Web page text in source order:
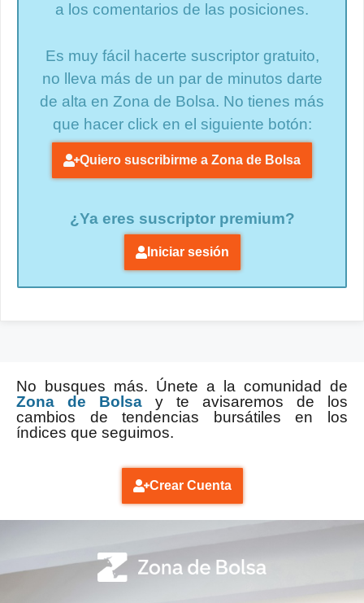
a los comentarios de las posiciones.
Es muy fácil hacerte suscriptor gratuito,
no lleva más de un par de minutos darte
de alta en Zona de Bolsa. No tienes más
que hacer click en el siguiente botón:
Quiero suscribirme a Zona de Bolsa
¿Ya eres suscriptor premium?
Iniciar sesión
No busques más. Únete a la comunidad de
Zona de Bolsa y te avisaremos de los
cambios de tendencias bursátiles en los
índices que seguimos.
Crear Cuenta